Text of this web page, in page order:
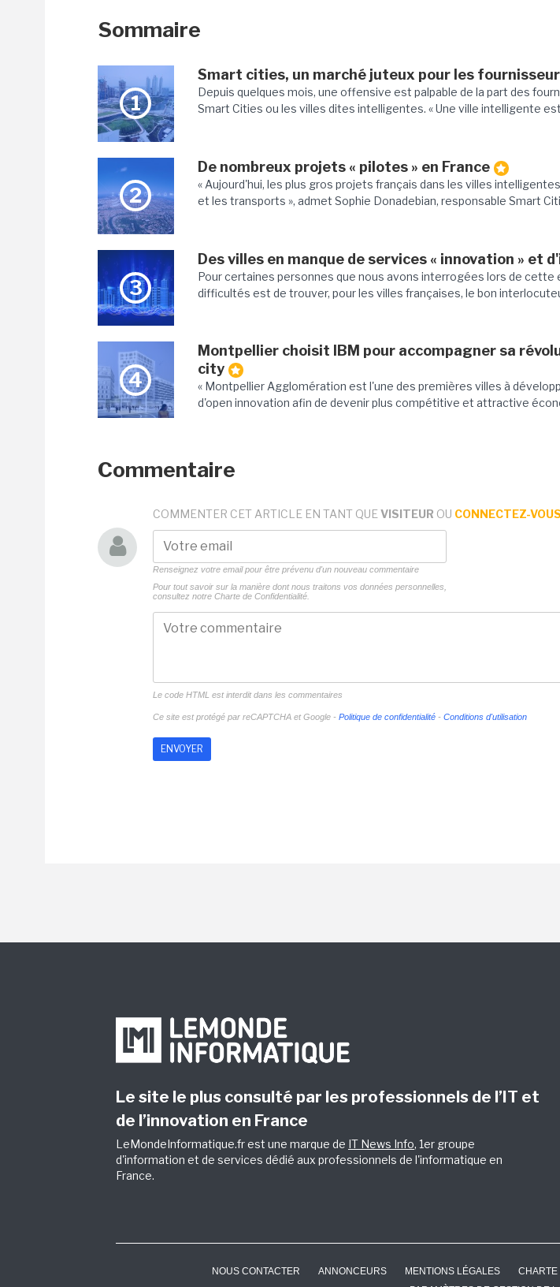
Sommaire
1
Smart cities, un marché juteux pour les
Depuis quelques mois, une offensive est palpable de la part des
Smart Cities ou les villes dites intelligentes. « Une ville intelligente
2
De nombreux projets « pilotes » en France
« Aujourd'hui, les plus gros projets français dans les villes
et les transports », admet Sophie Donadebian, responsable Smart
3
Des villes en manque de services « innovation » et
Pour certaines personnes que nous avons interrogées lors de cette
difficultés est de trouver, pour les villes françaises, le bon
4
Montpellier choisit IBM pour accompagner sa
city
« Montpellier Agglomération est l'une des premières villes à
d'open innovation afin de devenir plus compétitive et attractive
Commentaire
COMMENTER CET ARTICLE EN TANT QUEVISITEUR OU CONNECTEZ-VOUS
Renseignez votre email pour être prévenu d'un nouveau commentaire
Pour tout savoir sur la manière dont nous traitons vos données personnelles,
consultez notre Charte de Confidentialité.
Le code HTML est interdit dans les commentaires
Ce site est protégé par reCAPTCHA et Google - Politique de confidentialité - Conditions d'utilisation
Le site le plus consulté par les professionnels de l’IT et
de l’innovation en France
LeMondeInformatique.fr est une marque de IT News Info, 1er groupe
d'information et de services dédié aux professionnels de l'informatique en
France.
NOUS CONTACTER ANNONCEURS MENTIONS LÉGALES CHARTE